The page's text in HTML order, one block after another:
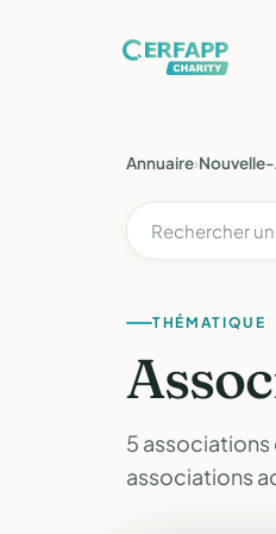
Annuaire›
THÉMATIQUE
5 associations
associations